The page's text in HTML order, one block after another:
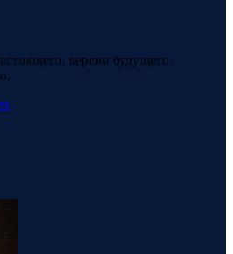
версии будущего.